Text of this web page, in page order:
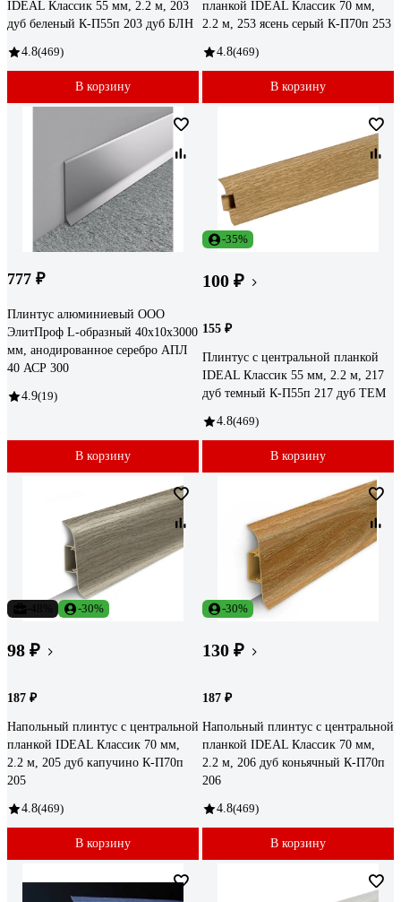
IDEAL Классик 55 мм, 2.2 м, 203
дуб беленый К-П55п 203 дуб БЛН
4.8(469)
В корзину
планкой IDEAL Классик 70 мм,
2.2 м, 253 ясень серый К-П70п 253
4.8(469)
В корзину
777 ₽
Плинтус алюминиевый ООО
ЭлитПроф L-образный 40х10х3000
мм, анодированное серебро АПЛ
40 АСР 300
4.9(19)
В корзину
-35%
100 ₽
155 ₽
Плинтус с центральной планкой
IDEAL Классик 55 мм, 2.2 м, 217
дуб темный К-П55п 217 дуб ТЕМ
4.8(469)
В корзину
-30%
98 ₽
187 ₽
Напольный плинтус с центральной
планкой IDEAL Классик 70 мм,
2.2 м, 205 дуб капучино К-П70п
205
4.8(469)
В корзину
-30%
130 ₽
187 ₽
Напольный плинтус с центральной
планкой IDEAL Классик 70 мм,
2.2 м, 206 дуб коньячный К-П70п
206
4.8(469)
В корзину